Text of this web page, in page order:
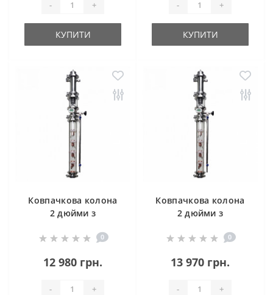
- +
КУПИТИ
- +
КУПИТИ
Ковпачкова колона
2 дюйми з
рівні
0
12 980 грн.
- +
Ковпачкова колона
2 дюйми з
рівнів
0
13 970 грн.
- +